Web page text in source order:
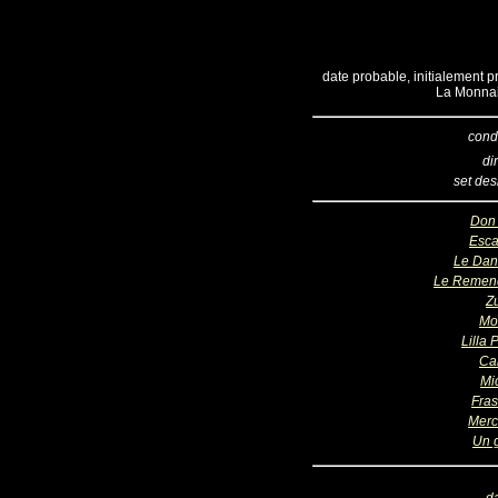
date probable, initialement
La
set
Don
Le
Le
Lilla
Un